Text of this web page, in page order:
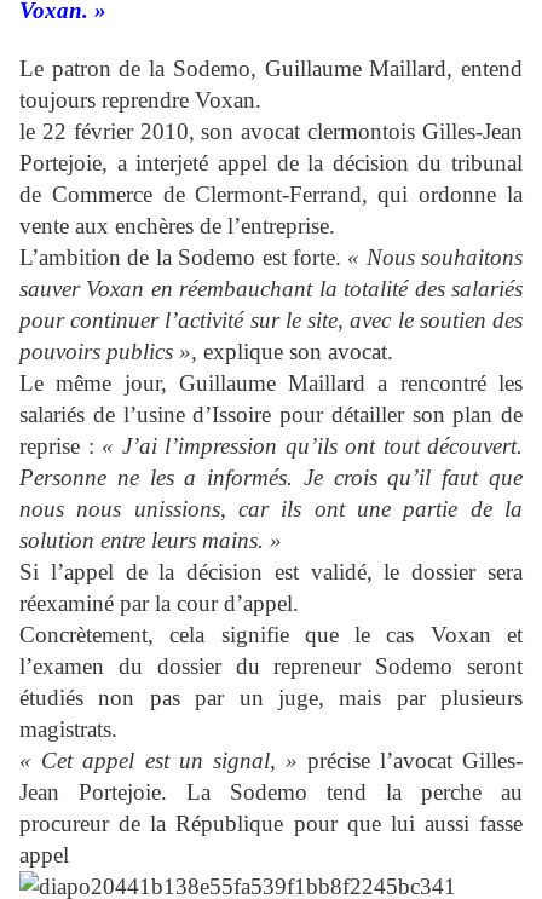
Voxan. »
Le patron de la Sodemo, Guillaume Maillard, entend
toujours reprendre Voxan.
le 22 février 2010, son avocat clermontois Gilles-Jean
Portejoie, a interjeté appel de la décision du tribunal
de Commerce de Clermont-Ferrand, qui ordonne la
vente aux enchères de l’entreprise.
L’ambition de la Sodemo est forte. « Nous souhaitons
sauver Voxan en réembauchant la totalité des salariés
pour continuer l’activité sur le site, avec le soutien des
pouvoirs publics », explique son avocat.
Le même jour, Guillaume Maillard a rencontré les
salariés de l’usine d’Issoire pour détailler son plan de
reprise : « J’ai l’impression qu’ils ont tout découvert.
Personne ne les a informés. Je crois qu’il faut que
nous nous unissions, car ils ont une partie de la
solution entre leurs mains. »
Si l’appel de la décision est validé, le dossier sera
réexaminé par la cour d’appel.
Concrètement, cela signifie que le cas Voxan et
l’examen du dossier du repreneur Sodemo seront
étudiés non pas par un juge, mais par plusieurs
magistrats.
« Cet appel est un signal, » précise l’avocat Gilles-
Jean Portejoie. La Sodemo tend la perche au
procureur de la République pour que lui aussi fasse
appel